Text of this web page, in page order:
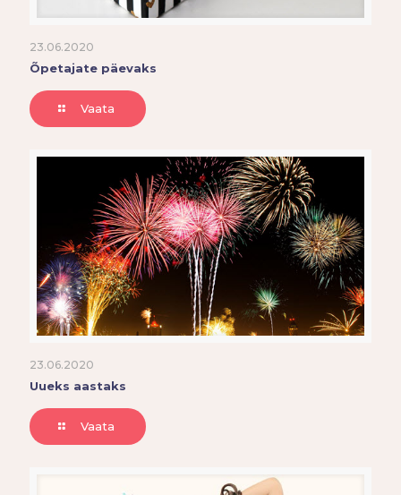
23.06.2020
Õpetajate päevaks
Vaata
23.06.2020
Uueks aastaks
Vaata